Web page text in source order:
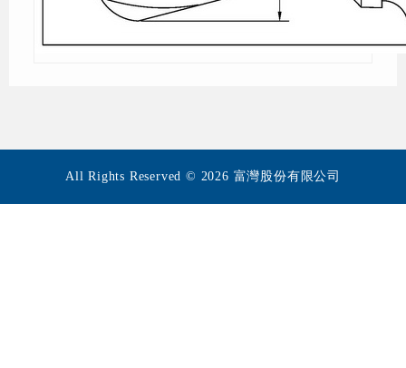
All Rights Reserved © 2026 富灣股份有限公司